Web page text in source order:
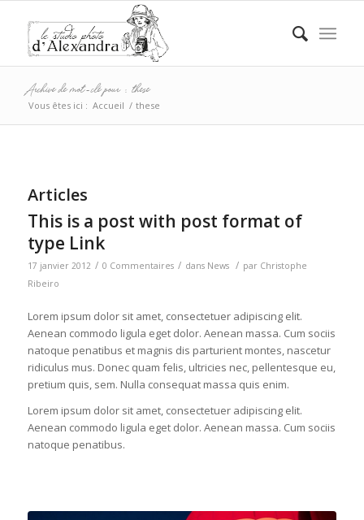
Archive de mot-clé pour : these
Vous êtes ici : Accueil / these
Articles
This is a post with post format of
type Link
17 janvier 2012 / 0 Commentaires / dans News / par Christophe
Ribeiro
Lorem ipsum dolor sit amet, consectetuer adipiscing elit.
Aenean commodo ligula eget dolor. Aenean massa. Cum sociis
natoque penatibus et magnis dis parturient montes, nascetur
ridiculus mus. Donec quam felis, ultricies nec, pellentesque eu,
pretium quis, sem. Nulla consequat massa quis enim.
Lorem ipsum dolor sit amet, consectetuer adipiscing elit.
Aenean commodo ligula eget dolor. Aenean massa. Cum sociis
natoque penatibus.